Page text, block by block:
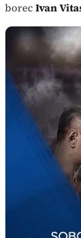
borecIvan